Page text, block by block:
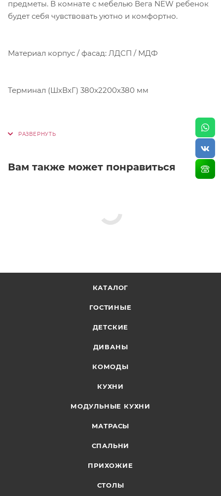
предметы. В комнате с мебелью Вега NEW ребенок
будет себя чувствовать уютно и комфортно.
Материал корпус / фасад: ЛДСП / МДФ
Терминал (ШхВхГ) 380х2200х380 мм
Вам также может понравиться
КАТАЛОГ
ГОСТИНЫЕ
ДЕТСКИЕ
ДИВАНЫ
КОМОДЫ
КУХНИ
МОДУЛЬНЫЕ КУХНИ
МАТРАСЫ
СПАЛЬНИ
ПРИХОЖИЕ
СТОЛЫ